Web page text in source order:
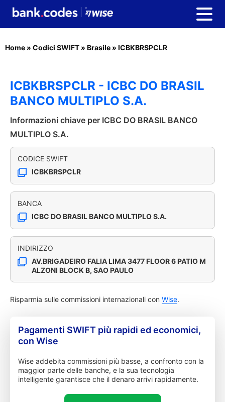
Home » Codici SWIFT » Brasile » ICBKBRSPCLR
ICBKBRSPCLR - ICBC DO BRASIL
BANCO MULTIPLO S.A.
Informazioni chiave per ICBC DO BRASIL BANCO
MULTIPLO S.A.
CODICE SWIFT
ICBKBRSPCLR
BANCA
ICBC DO BRASIL BANCO MULTIPLO S.A.
INDIRIZZO
AV.BRIGADEIRO FALIA LIMA 3477 FLOOR 6 PATIO M
ALZONI BLOCK B, SAO PAULO
Risparmia sulle commissioni internazionali con Wise.
Pagamenti SWIFT più rapidi ed economici,
con Wise
Wise addebita commissioni più basse, a confronto con la
maggior parte delle banche, e la sua tecnologia
intelligente garantisce che il denaro arrivi rapidamente.